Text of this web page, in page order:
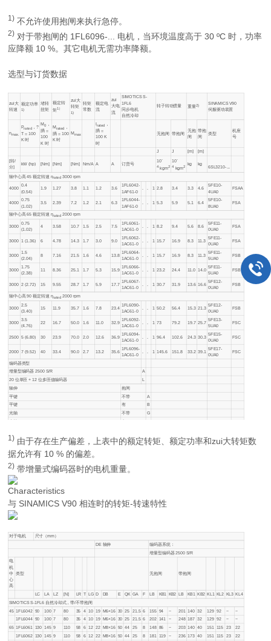
1) 不允许使用抱闸来执行急停。
2) 对于带抱闸的 1FL6096-... 电机，当环境温度高于 30 ºC 时，功率
应降额 10 %。其它电机无需功率降额。
选型与订货数据
zui大
转速
额定功率
1)
堵转
扭矩
额定转
矩1）
zui大
转矩
1)
转矩
常数
额定电
流
zui
大电
流
SIMOTICS S-
1FL6
同步电机
自然冷却
转子转动惯量 重量2) SINAMICS V90
伺服驱动装置
nmax.
Prated ，?
T = 100
K 时
M0
，
腡 =
100
K 时
Mrated ，
腡 = 100
K 时
Mmax
Irated
，
腡 =
100 K
时
无抱闸 带抱闸
无抱
闸
带抱
闸
类型
机座
号
J J [m]
[m]
[转/
分]
kW (hp) [Nm] [Nm] [Nm] Nm/A A A 订货号
10-
4 kgm2
10-
4 kgm2
kg kg
6SL3210-...
轴中心高 45 额定转速 nrated 3000 rpm
4000
0.4
(0.54)
1.9 1.27 3.8 1.1 1.2 3.6
1FL6042-
1AF61-0
. . 1 2.8 3.4 3.3 4.6
5FE10-
4UA0
FSAA
4000
0.75
(1.02)
3.5 2.39 7.2 1.2 2.1 6.3
1FL6044-
1AF61-0
. . 1 5.3 5.9 5.1 6.4
5FE10-
8UA0
FSA
轴中心高 65 额定转速 nrated 2000 rpm
3000
0.75
(1.02)
4 3.58 10.7 1.5 2.5 7.5
1FL6061-
1AC61-0
. . 1 8.2 9.4 5.6 8.6
5FE11-
0UA0
FSA
3000 1 (1.36) 6 4.78 14.3 1.7 3.0 9.0
1FL6062-
1AC61-0
. . 1 15.7 16.9 8.3 11.3
5FE11-
0UA0
FSA
3000
1.5
(2.04)
8 7.16 21.5 1.6 4.6 13.8
1FL6064-
1AC61-0
. . 1 15.7 16.9 8.3 11.3
5FE11-
5UA0
FSB
3000
1.75
(2.38)
11 8.36 25.1 1.7 5.3 15.9
1FL6066-
1AC61-0
. . 1 23.2 24.4 11.0 14.0
5FE11-
5UA0
FSB
3000 2 (2.72) 15 9.55 28.7 1.7 5.9 17.7
1FL6067-
1AC61-0
. . 1 30.7 31.9 13.6 16.6
5FE12-
0UA0
FSB
轴中心高 90 额定转速 nrated 2000 rpm
3000
2.5
(3.40)
15 11.9 35.7 1.6 7.8 23.4
1FL6090-
1AC61-0
. . 1 50.2 56.4 15.3 21.3
5FE12-
0UA0
FSB
3000
3.5
(4.76)
22 16.7 50.0 1.6 11.0 32.9
1FL6092-
1AC61-0
. . 1 73 79.2 19.7 25.7
5FE13-
5UA0
FSC
2500 5 (6.80) 30 23.9 70.0 2.0 12.6 36.9
1FL6094-
1AC61-0
. . 1 96.4 102.6 24.3 30.3
5FE15-
0UA0
FSC
2000 7 (9.52) 40 33.4 90.0 2.7 13.2 35.6
1FL6096-
1AC61-0
. . 1 145.6 151.8 33.2 39.1
5FE17-
0UA0
FSC
编码器类型
增量型编码器 2500 S/R
A
20 位单匝 + 12 位多匝值编码器
L
轴伸
抱闸
平键
不带
A
平键
有
B
光轴
不带
G
1) 由于存在生产偏差，上表中的额定转矩、额定功率和zui大转矩数
据允许有 10 % 的偏差。
2) 带增量式编码器时的电机重量。
Characteristics
与 SINAMICS V90 相连时的转矩-转速特性
对于电机
尺寸（mm）
DE 轴伸
编码器系统：
增量型编码器 2500 S/R
电
机
中
心
高
类型 无抱闸 带抱闸
LC LA LZ [N] LR T LG D DB E QK GA F LB KB1 KB2 LB KB1 KB2 KL1 KL2 KL3 KL4
SIMOTICS S-1FL6 自然冷却式，带/不带抱闸
45 1FL6042 90 100 7 80 35 4 10 19 M6×16 30 25 21.5 6 155 94 − 201 140 32 129 92 − −
1FL6044 90 100 7 80 35 4 10 19 M6×16 30 25 21.5 6 202 141 − 248 187 32 129 92 − −
65 1FL6061 130 145 9 110 58 6 12 22 M8×16 50 44 25 8 148 86 − 203 140 40 151 115 23
22
1FL6062 130 145 9 110 58 6 12 22 M8×16 50 44 25 8 181 119 − 236 173 40 151 115 23
22